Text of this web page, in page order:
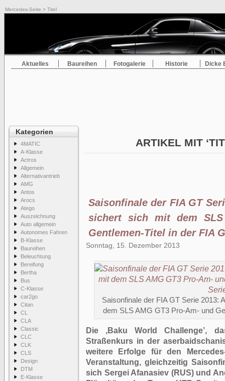
Mercedes-Seite > Titel
Aktuelles Baureihen Fotogalerie Historie Dicke
Kategorien
4MATIC
A-Klasse
Actros
Allgemein
Alternativantrieb
AMG
Antos
Arocs
Atego
Auszeichnung
Auto allgemein
Autonomes Fahren
B-Klasse
Baureihen
Beleuchtung
Bereifung
Bertha
Bus
C-Klasse
car2go
Citan
CL
CLA
Classic
CLC
CLK
CLS
Design
DTM
E-Klasse
ARTIKEL MIT
Saisonfinale der FIA GT
sichert sich mit dem
Gentlemen-Titel in der FIA
Sonntag, 15. Dezember 2013
Saisonfinale der FIA GT Serie 2013:
dem SLS AMG GT3 Pro-Am- und
Die ‚Baku World Challenge’,
Straßenkurs in der
weitere Erfolge für den
Veranstaltung, gleichzeitig
sich Sergei Afanasiev (RUS) und